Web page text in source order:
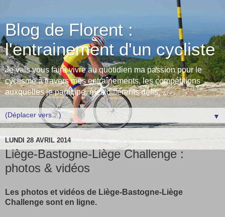
Blog de Florent :
l'entrainement d'un cycliste
Je vais vous faire vivre au quotidien ma passion pour le
cyclisme à travers mes entraînements, les compétitions
auxquelles je participe, mes différents défis, ...
▼
LUNDI 28 AVRIL 2014
Liège-Bastogne-Liège Challenge :
photos & vidéos
Les photos et vidéos de Liège-Bastogne-Liège
Challenge sont en ligne.